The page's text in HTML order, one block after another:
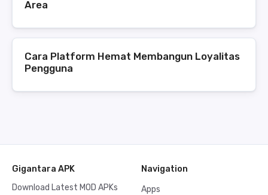
Area
Cara Platform Hemat Membangun Loyalitas
Pengguna
Gigantara APK
Download Latest MOD APKs
Navigation
Apps